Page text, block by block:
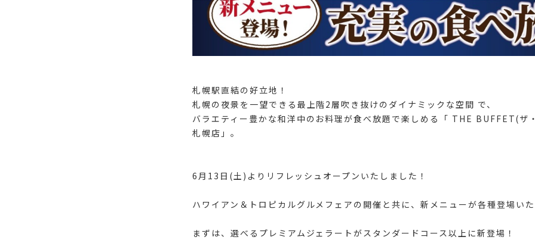
札幌駅直結の好立地！
札幌の夜景を一望できる最上階2層吹き抜けのダイナミックな空間 で、
バラエティー豊かな和洋中のお料理が食べ放題で楽しめる「 THE BUFFET(ザ
札幌店」。
6月13日(土)よりリフレッシュオープンいたしました！
ハワイアン＆トロピカルグルメフェアの開催と共に、新メニューが各種登場い
まずは、選べるプレミアムジェラートがスタンダードコース以上に新登場！